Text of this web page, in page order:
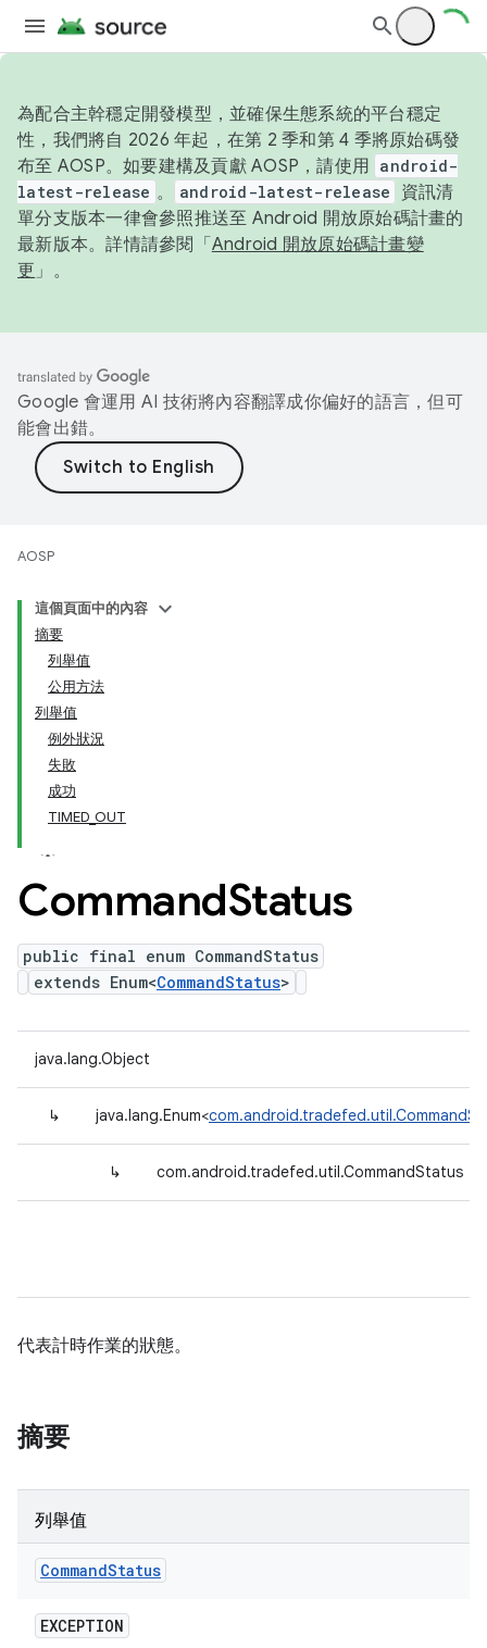
為配合主幹穩定開發模型，並確保生態系統的平台穩定
性，我們將自 2026 年起，在第 2 季和第 4 季將原始碼發
布至 AOSP。如要建構及貢獻 AOSP，請使用 android-
latest-release 。 android-latest-release
資訊清
單分支版本一律會參照推送至 Android 開放原始碼計畫的
最新版本。詳情請參閱「 Android 開放原始碼計畫變
更 」。
Google 會運用 AI 技術將內容翻譯成你偏好的語言，但可
能會出錯。
AOSP
這個頁面中的內容
摘要
列舉值
公用方法
列舉值
例外狀況
失敗
成功
TIMED_OUT
CommandStatus
public final enum CommandStatus
extends Enum<CommandStatus>
java.lang.Object
↳ java.lang.Enum<
↳ com.android.tradefed.util.CommandStatus
代表計時作業的狀態。
摘要
列舉值
CommandStatus
EXCEPTION